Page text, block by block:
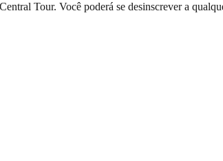
Tour. Você poderá se desinscrever a